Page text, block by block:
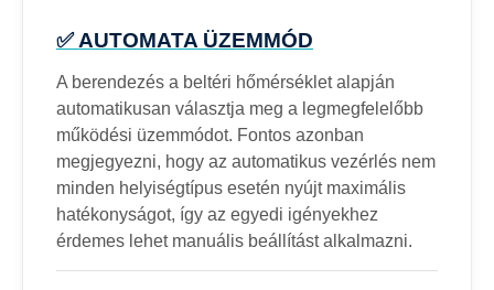
✅ AUTOMATA ÜZEMMÓD
A berendezés a beltéri hőmérséklet alapján
automatikusan választja meg a legmegfelelőbb
működési üzemmódot. Fontos azonban
megjegyezni, hogy az automatikus vezérlés nem
minden helyiségtípus esetén nyújt maximális
hatékonyságot, így az egyedi igényekhez
érdemes lehet manuális beállítást alkalmazni.